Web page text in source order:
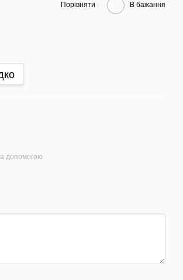
Порівняти В бажання
допомогою